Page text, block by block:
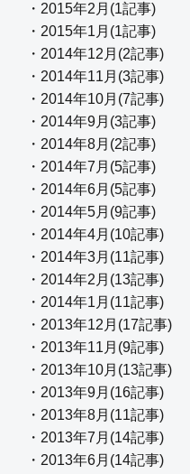
・2015年2月(1記事)
・2015年1月(1記事)
・2014年12月(2記事)
・2014年11月(3記事)
・2014年10月(7記事)
・2014年9月(3記事)
・2014年8月(2記事)
・2014年7月(5記事)
・2014年6月(5記事)
・2014年5月(9記事)
・2014年4月(10記事)
・2014年3月(11記事)
・2014年2月(13記事)
・2014年1月(11記事)
・2013年12月(17記事)
・2013年11月(9記事)
・2013年10月(13記事)
・2013年9月(16記事)
・2013年8月(11記事)
・2013年7月(14記事)
・2013年6月(14記事)